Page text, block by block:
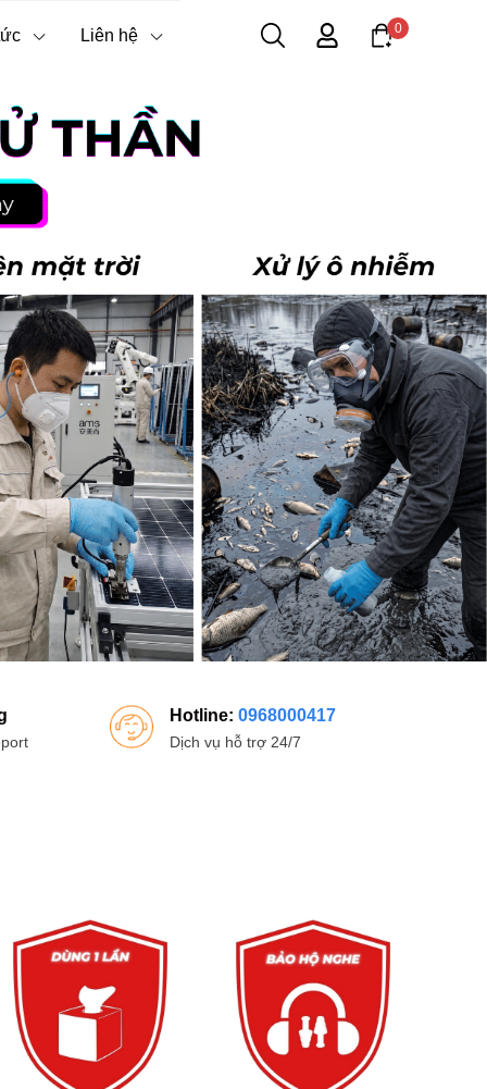
Liên hệ 0
Hotline: 0968000417
Dịch vụ hỗ trợ 24/7